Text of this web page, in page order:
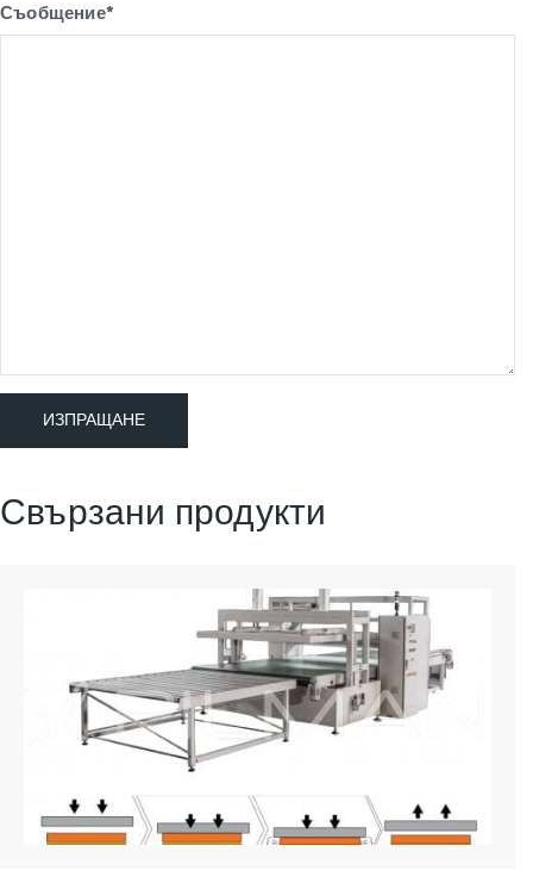
Съобщение*
Свързани продукти